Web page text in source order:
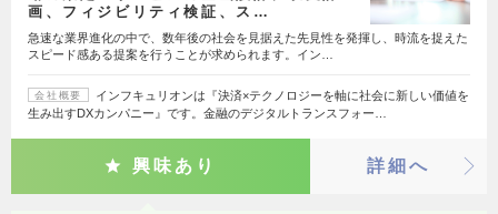
画、フィジビリティ検証、ス…
急速な業界進化の中で、数年後の社会を見据えた先見性を発揮し、時流を捉えた
スピード感ある提案を行うことが求められます。イン…
会社概要
インフキュリオンは『決済×テクノロジーを軸に社会に新しい価値を
生み出すDXカンパニー』です。金融のデジタルトランスフォー…
興味あり 詳細へ